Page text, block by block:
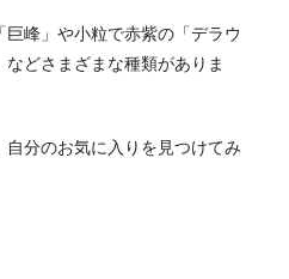
峰」や小粒で赤紫の「デラウ
どさまざまな種類がありま
分のお気に入りを見つけてみ